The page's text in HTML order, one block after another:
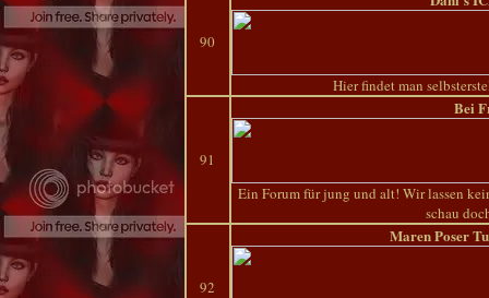
90
Hier findet man
91
Bei
Ein Forum für jung und alt! Wir lassen
schau
92
Maren Poser